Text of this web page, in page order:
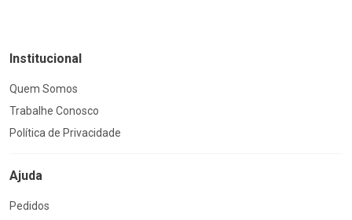
Institucional
Quem Somos
Trabalhe Conosco
Política de Privacidade
Ajuda
Pedidos